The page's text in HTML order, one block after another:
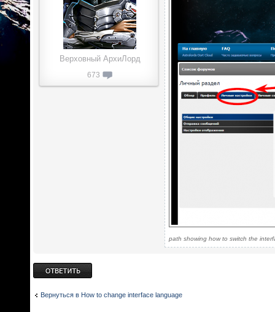
path showing how to switch the
Верховный АрхиЛорд
673
Ответить
Вернуться в How to change interface language